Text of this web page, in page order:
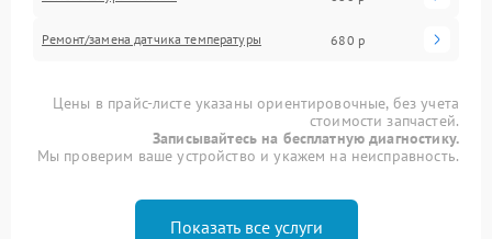
Ремонт/замена датчика температуры 680 р
Цены в прайс-листе указаны ориентировочные, без учета
стоимости запчастей.
Записывайтесь на бесплатную диагностику.
Мы проверим ваше устройство и укажем на неисправность.
Показать все услуги